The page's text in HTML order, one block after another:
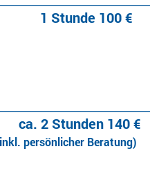
1 Stunde 100 €
ca. 2 Stunden 140 €
persönlicher Beratung)